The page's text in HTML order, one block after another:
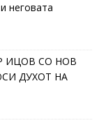
неговата
ИЦОВ СО НОВ
ДУХОТ НА